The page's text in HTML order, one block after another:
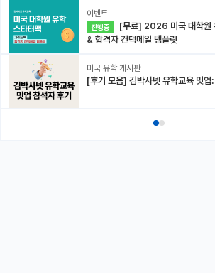
이벤트
진행중
& 합격자 컨택메일 템플릿
미국 유학 게시판
[후기 모음] 김박사넷 유학교육 밋업: